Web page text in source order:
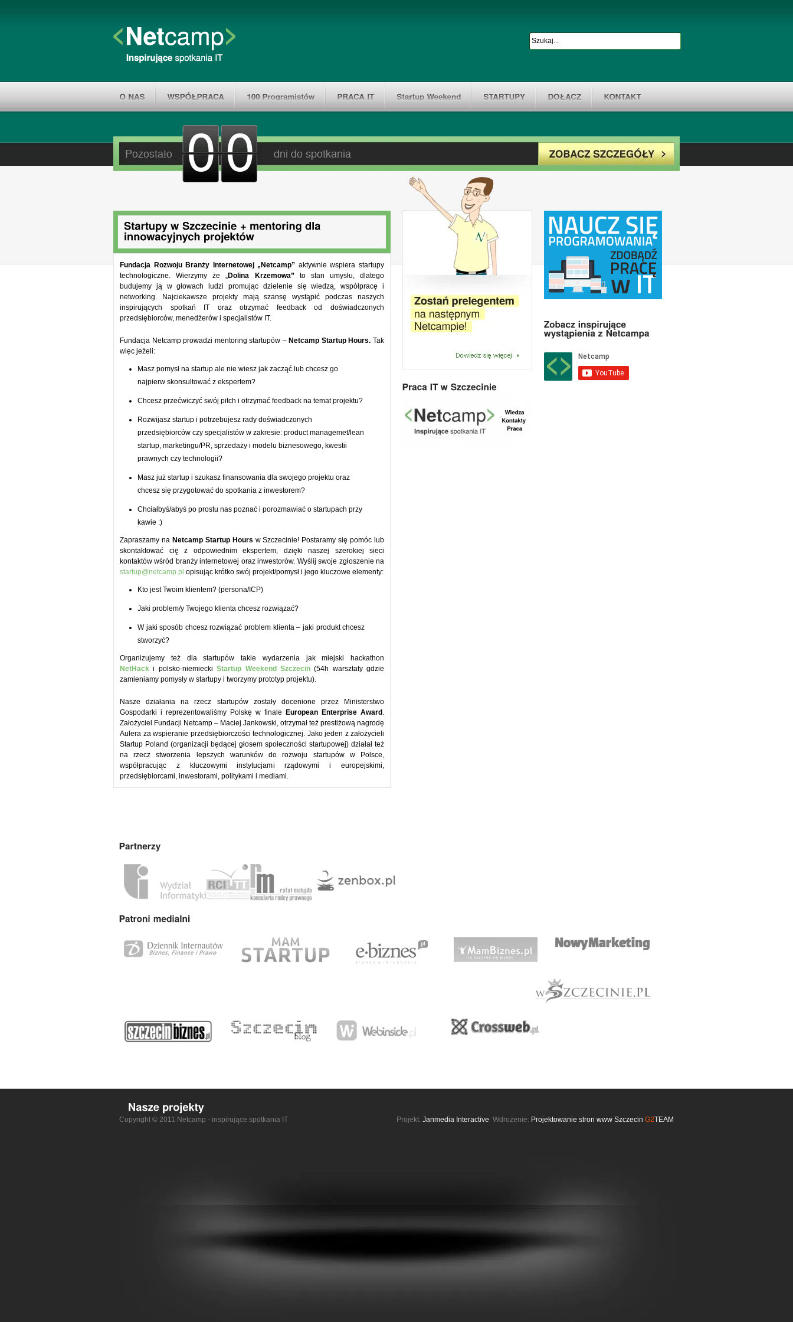
Pozostało 00 dni do spotkania
Fundacja Rozwoju Branży Internetowej „Netcamp” aktywnie wspiera startupy
technologiczne. Wierzymy że „Dolina Krzemowa”to stan umysłu, dlatego
budujemy ją w głowach ludzi promując dzielenie się wiedzą, współpracę i
networking. Najciekawsze projekty mają szansę wystąpić podczas naszych
inspirujących spotkań IT oraz otrzymać feedback od doświadczonych
przedsiębiorców, menedżerów i specjalistów IT.
Fundacja Netcamp prowadzi mentoring startupów – Netcamp Startup Hours. Tak
więc jeżeli:
Masz pomysł na startup ale nie wiesz jak zacząć lub chcesz go
najpierw skonsultować z ekspertem?
Chcesz przećwiczyć swój pitch i otrzymać feedback na temat projektu?
Rozwijasz startup i potrzebujesz rady doświadczonych
przedsiębiorców czy specjalistów w zakresie: product managemet/lean
startup, marketingu/PR, sprzedaży i modelu biznesowego, kwestii
prawnych czy technologii?
Masz już startup i szukasz finansowania dla swojego projektu oraz
chcesz się przygotować do spotkania z inwestorem?
Chciałbyś/abyś po prostu nas poznać i porozmawiać o startupach przy
kawie :)
Zapraszamy na Netcamp Startup Hours w Szczecinie! Postaramy się pomóc lub
skontaktować cię z odpowiednim ekspertem, dzięki naszej szerokiej sieci
kontaktów wśród branży internetowej oraz inwestorów. Wyślij swoje zgłoszenie na
startup@netcamp.pl opisując krótko swój projekt/pomysł i jego kluczowe elementy:
Kto jest Twoim klientem? (persona/ICP)
Jaki problem/y Twojego klienta chcesz rozwiązać?
W jaki sposób chcesz rozwiązać problem klienta – jaki produkt chcesz
stworzyć?
Organizujemy też dla startupów takie wydarzenia jak miejski hackathon
NetHack i polsko-niemieckiStartup Weekend Szczecin(54h warsztaty gdzie
zamieniamy pomysły w startupy i tworzymy prototyp projektu).
Nasze działania na rzecz startupów zostały docenione przez Ministerstwo
Gospodarki i reprezentowaliśmy Polskę w finale
European Enterprise Award .
Założyciel Fundacji Netcamp – Maciej Jankowski, otrzymał też prestiżową nagrodę
Aulera za wspieranie przedsiębiorczości technologicznej. Jako jeden z założycieli
Startup Poland (organizacji będącej głosem społeczności startupowej) działał też
na rzecz stworzenia lepszych warunków do rozwoju startupów w Polsce,
współpracując z kluczowymi instytucjami rządowymi i europejskimi,
przedsiębiorcami, inwestorami, politykami i mediami.
Copyright © 2011 Netcamp - inspirujące spotkania IT Projekt: Janmedia Interactive Wdrożenie: Projektowanie stron www Szczecin G2TEAM